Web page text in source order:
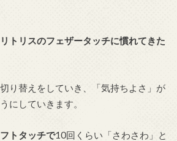
トリスのフェザータッチに慣れてきた
り替えをしていき、「気持ちよさ」が
にしていきます。
トタッチで10回くらい「さわさわ」と